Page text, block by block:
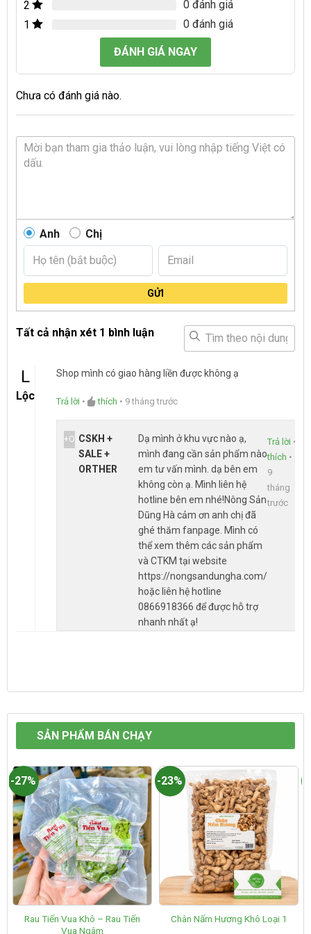
2
0 đánh giá
1
0 đánh giá
ĐÁNH GIÁ NGAY
Chưa có đánh giá nào.
Anh Chị
GỬI
Tất cả nhận xét 1 bình luận
L
Lộc
Shop mình có giao hàng liền được không ạ
Trả lời • thích • 9 tháng trước
+O CSKH +
SALE +
ORTHER
Dạ mình ở khu vực nào ạ,
mình đang cần sản phẩm nào
em tư vấn mình. dạ bên em
không còn ạ. Mình liên hệ
hotline bên em nhé!Nông Sản
Dũng Hà cảm ơn anh chị đã
ghé thăm fanpage. Mình có
thể xem thêm các sản phẩm
và CTKM tại website
https://nongsandungha.com/
hoặc liên hệ hotline
0866918366 để được hỗ trợ
nhanh nhất ạ!
Trả lời •
thích •
9
tháng
trước
SẢN PHẨM BÁN CHẠY
-27%
Rau Tiến Vua Khô – Rau Tiến
Vua Ngâm
-23%
Chân Nấm Hương Khô Loại 1